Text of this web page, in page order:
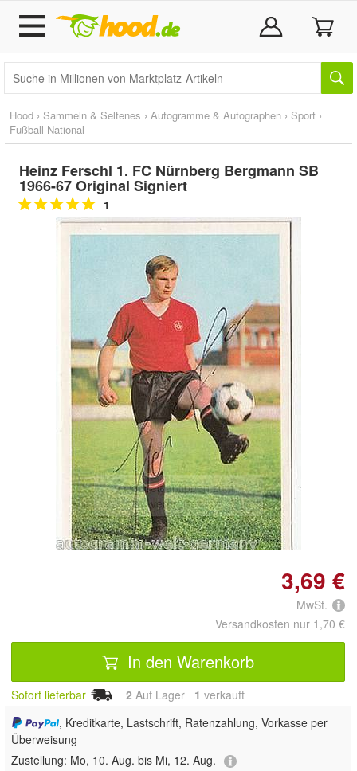
Hood › Sammeln & Seltenes › Autogramme & Autographen › Sport ›
Fußball National
Heinz Ferschl 1. FC Nürnberg Bergmann SB
1966-67 Original Signiert
1
Doppelt antippen zum
vergrößern
3,69 €
MwSt.
Versandkosten nur 1,70 €
In den Warenkorb
Sofort lieferbar 2 Auf Lager 1 verkauft
, Kreditkarte, Lastschrift, Ratenzahlung, Vorkasse per
Überweisung
Zustellung: Mo, 10. Aug. bis Mi, 12. Aug.